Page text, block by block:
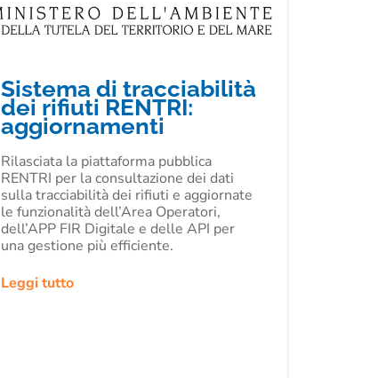
Sistema di tracciabilità
dei rifiuti RENTRI:
aggiornamenti
Rilasciata la piattaforma pubblica
RENTRI per la consultazione dei dati
sulla tracciabilità dei rifiuti e aggiornate
le funzionalità dell’Area Operatori,
dell’APP FIR Digitale e delle API per
una gestione più efficiente.
Leggi tutto